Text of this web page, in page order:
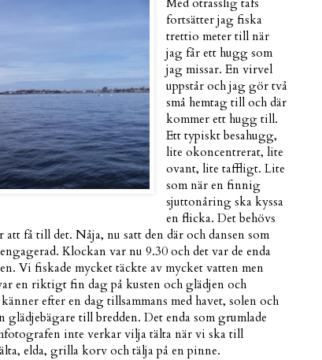
Med otrasslig tafs
fortsätter jag fiska
trettio meter till när
jag får ett hugg som
jag missar. En virvel
uppstår och jag gör två
små hemtag till och där
kommer ett hugg till.
Ett typiskt besahugg,
lite okoncentrerat, lite
ovant, lite taffligt. Lite
som när en finnig
sjuttonåring ska kyssa
en flicka. Det behövs
få till det. Nåja, nu satt den där och dansen som
Klockan var nu 9.30 och det var de enda
Vi fiskade mycket täckte av mycket vatten men
en riktigt fin dag på kusten och glädjen och
efter en dag tillsammans med havet, solen och
till bredden. Det enda som grumlade
inte verkar vilja tälta när vi ska till
elda, grilla korv och tälja på en pinne.